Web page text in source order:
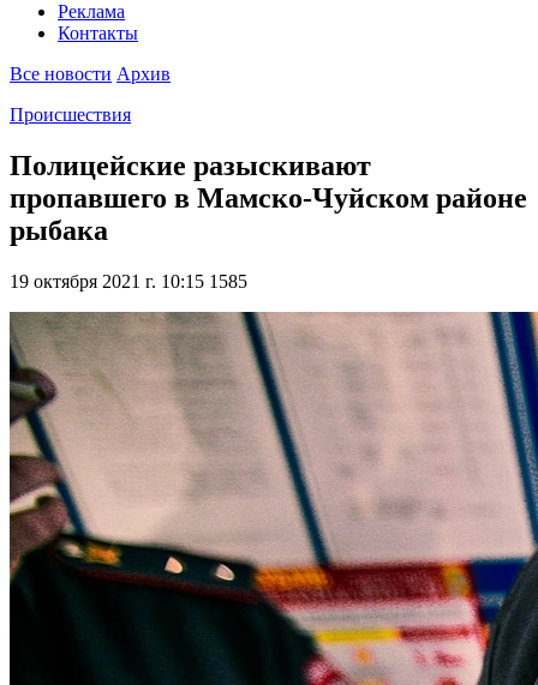
Реклама
Контакты
Все новости Архив
Происшествия
Полицейские разыскивают
пропавшего в Мамско-Чуйском районе
рыбака
19 октября 2021 г. 10:15 1585